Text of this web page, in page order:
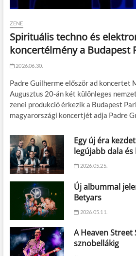
ZENE
Spirituális techno és
koncertélmény a Budapest
2026.06.30.
Padre Guilherme először ad koncertet
Augusztus 20-án két különleges
zenei produkció érkezik a Budapest
magyarországi koncertjét adja Padre
Egy új éra
legújabb dala és
2026.05.25.
Új albummal
Betyars
2026.05.11.
A Heaven Street
sznobellákig